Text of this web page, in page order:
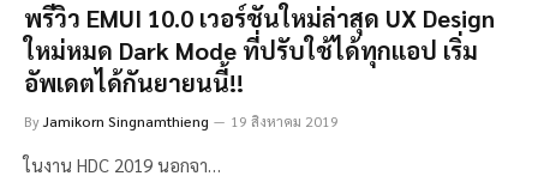
พรีวิว EMUI 10.0 เวอร์ชันใหม่ล่าสุด UX Design
ใหม่หมด Dark Mode ที่ปรับใช้ได้ทุกแอป เริ่ม
อัพเดตได้กันยายนนี้!!
ByJamikorn Singnamthieng 19 สิงหาคม 2019
ในงาน HDC 2019 นอกจา…